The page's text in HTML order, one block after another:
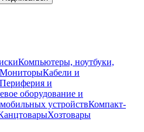
Компьютеры, ноутбуки,
МониторыКабели и
Периферия и
оборудование и
устройствКомпакт-
Хозтовары